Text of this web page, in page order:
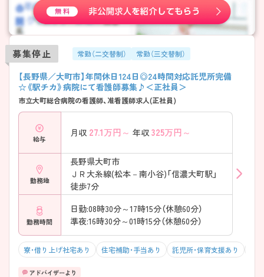
募集停止 常勤（二交替制） 常勤（三交替制）
【長野県／大町市】年間休日124日◎24時間対応託児所完備
☆《駅チカ》病院にて看護師募集♪＜正社員＞
市立大町総合病院の看護師、准看護師求人(正社員)
給与
月収 27.1万円～ 年収 325万円～
勤務地
長野県大町市
ＪＲ大糸線(松本－南小谷)「信濃大町駅」
徒歩7分
勤務時間
日勤:08時30分～17時15分（休憩60分）
準夜:16時30分～01時15分（休憩60分）
寮・借り上げ社宅あり 住宅補助・手当あり 託児所・保育支援あり